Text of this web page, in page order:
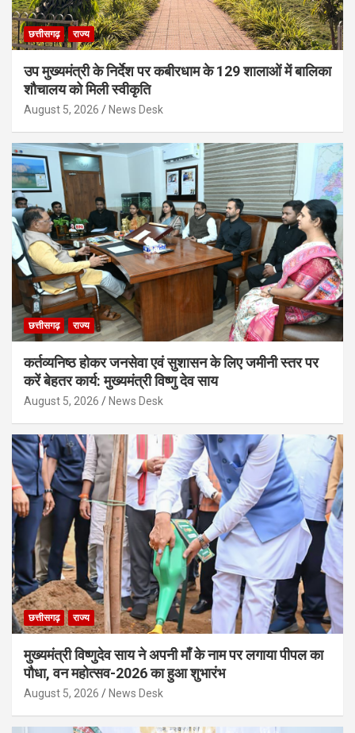
छत्तीसगढ़ राज्य
उप मुख्यमंत्री के निर्देश पर कबीरधाम के 129 शालाओं में बालिका
शौचालय को मिली स्वीकृति
August 5, 2026 News Desk
छत्तीसगढ़ राज्य
कर्तव्यनिष्ठ होकर जनसेवा एवं सुशासन के लिए जमीनी स्तर पर
करें बेहतर कार्य: मुख्यमंत्री विष्णु देव साय
August 5, 2026 News Desk
छत्तीसगढ़ राज्य
मुख्यमंत्री विष्णुदेव साय ने अपनी माँ के नाम पर लगाया पीपल का
पौधा, वन महोत्सव-2026 का हुआ शुभारंभ
August 5, 2026 News Desk